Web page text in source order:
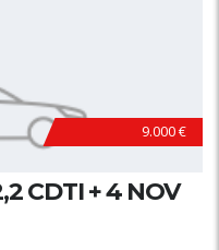
9.000 €
CDTI + 4 NOV